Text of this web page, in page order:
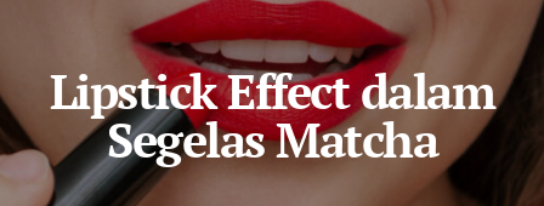
Lipstick Effect dalam
Segelas Matcha